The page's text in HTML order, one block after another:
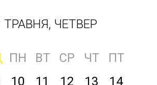
ТРАВНЯ, ЧЕТВЕР
ПН ВТ СР ЧТ
ПТ
10 11 12 13 14